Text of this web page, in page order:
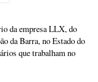
da empresa LLX, do
da Barra, no Estado do
que trabalham no